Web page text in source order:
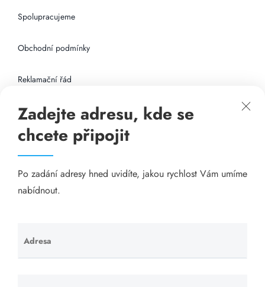
Spolupracujeme
Obchodní podmínky
Reklamační řád
Připojení k internetu
Odkazy
Katalog A-seznam.cz
Visací zámky - TOKOZ
Zadejte adresu, kde se
chcete připojit
Po zadání adresy hned uvidíte, jakou rychlost Vám umíme
nabídnout.
Adresa
Ponechte
toto pole